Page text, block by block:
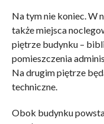
Na tym nie koniec. W
także miejsca
piętrze budynku –
pomieszczenia
Na drugim piętrze
techniczne.
Obok budynku